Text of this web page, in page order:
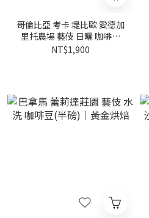
哥倫比亞 考卡 堤比歐 愛德加
里托農場 藝伎 日曬 咖啡豆
(半磅)｜黃金烘焙
NT$1,900